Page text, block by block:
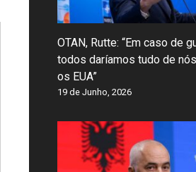
OTAN, Rutte: “Em caso de
todos daríamos tudo de
os EUA”
19 de Junho, 2026